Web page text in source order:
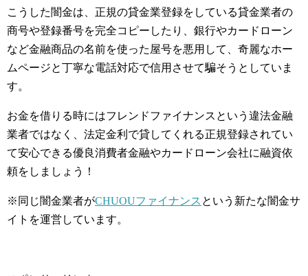
こうした闇金は、正規の貸金業登録をしている貸金業者の
商号や登録番号を完全コピーしたり、銀行やカードローン
など金融商品の名前を使った屋号を悪用して、奇麗なホー
ムページと丁寧な電話対応で信用させて騙そうとしていま
す。
お金を借りる時にはフレンドファイナンスという違法金融
業者ではなく、法定金利で貸してくれる正規登録されてい
て安心できる優良消費者金融やカードローン会社に融資依
頼をしましょう！
※同じ闇金業者がCHUOUファイナンス という新たな闇金サ
イトを運営しています。